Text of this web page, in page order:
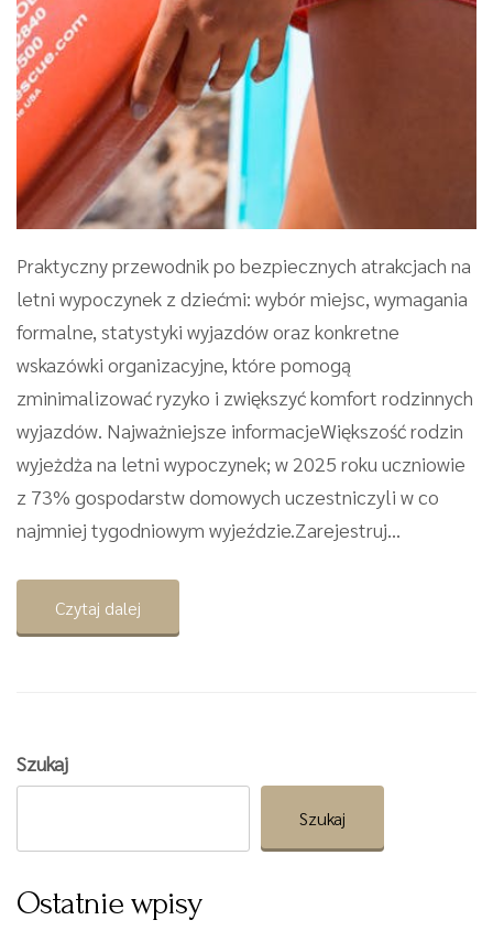
Praktyczny przewodnik po bezpiecznych atrakcjach na
letni wypoczynek z dziećmi: wybór miejsc, wymagania
formalne, statystyki wyjazdów oraz konkretne
wskazówki organizacyjne, które pomogą
zminimalizować ryzyko i zwiększyć komfort rodzinnych
wyjazdów. Najważniejsze informacjeWiększość rodzin
wyjeżdża na letni wypoczynek; w 2025 roku uczniowie
z 73% gospodarstw domowych uczestniczyli w co
najmniej tygodniowym wyjeździe.Zarejestruj...
Czytaj dalej
Szukaj
Szukaj
Ostatnie wpisy